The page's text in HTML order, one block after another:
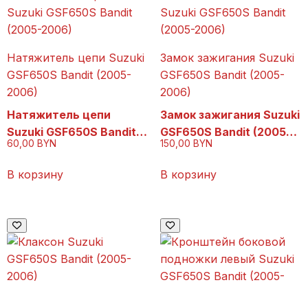
Натяжитель цепи Suzuki
GSF650S Bandit (2005-
2006)
Натяжитель цепи
Suzuki GSF650S Bandit
(2005-2006)
60,00 BYN
В корзину
Замок зажигания Suzuki
GSF650S Bandit (2005-
2006)
Замок зажигания Suzuki
GSF650S Bandit (2005-
2006)
150,00 BYN
В корзину